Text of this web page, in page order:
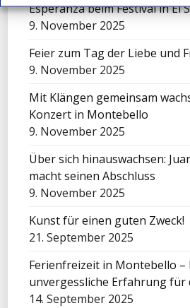
Esperanza beim Festival in El
9. November 2025
Feier zum Tag der Liebe und
9. November 2025
Mit Klängen gemeinsam
Konzert in Montebello
9. November 2025
Über sich hinauswachsen:
macht seinen Abschluss
9. November 2025
Kunst für einen guten Zweck!
21. September 2025
Ferienfreizeit in Montebello –
unvergessliche Erfahrung für
14. September 2025